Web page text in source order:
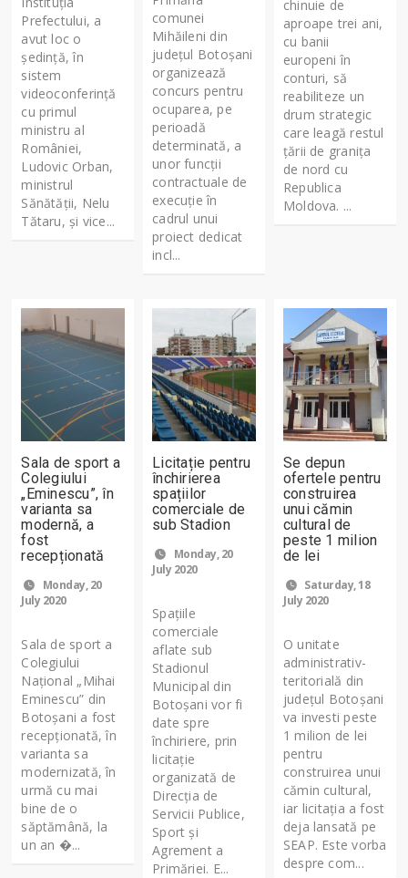
Prefectului, a
avut loc o
ședință, în
sistem
videoconferință
cu primul
ministru al
României,
Ludovic Orban,
ministrul
Sănătății, Nelu
Tătaru, și vice...
comunei
Mihăileni din
judeţul Botoşani
organizează
concurs pentru
ocuparea, pe
perioadă
determinată, a
unor funcții
contractuale de
execuție în
cadrul unui
proiect dedicat
incl...
chinuie de
aproape trei ani,
cu banii
europeni în
conturi, să
reabiliteze un
drum strategic
care leagă restul
ţării de graniţa
de nord cu
Republica
Moldova. ...
Sala de sport a
Colegiului
„Eminescu”, în
varianta sa
modernă, a
fost
recepționată
Monday, 20
July 2020
Sala de sport a
Colegiului
Național „Mihai
Eminescu” din
Botoșani a fost
recepționată, în
varianta sa
modernizată, în
urmă cu mai
bine de o
săptămână, la
un an �...
Licitație pentru
închirierea
spațiilor
comerciale de
sub Stadion
Monday, 20
July 2020
Spațiile
comerciale
aflate sub
Stadionul
Municipal din
Botoșani vor fi
date spre
închiriere, prin
licitație
organizată de
Direcția de
Servicii Publice,
Sport și
Agrement a
Primăriei. E...
Se depun
ofertele pentru
construirea
unui cămin
cultural de
peste 1 milion
de lei
Saturday, 18
July 2020
O unitate
administrativ-
teritorială din
județul Botoșani
va investi peste
1 milion de lei
pentru
construirea unui
cămin cultural,
iar licitația a fost
deja lansată pe
SEAP. Este vorba
despre com...